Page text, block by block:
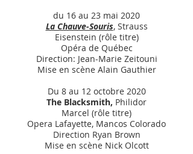
du 16 au 23 mai 2020
La Chauve-Souris, Strauss
Eisenstein (rôle titre)
Opéra de Québec
Direction: Jean-Marie Zeitouni
Mise en scène Alain Gauthier
Du 8 au 12 octobre 2020
The Blacksmith, Philidor
Marcel (rôle titre)
Opera Lafayette, Mancos Colorado
Direction Ryan Brown
Mise en scène Nick Olcott